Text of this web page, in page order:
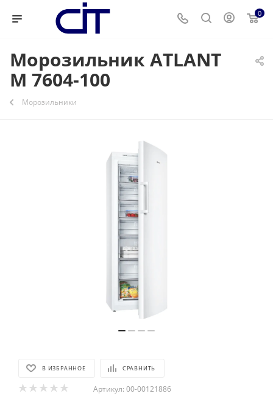
0
Морозильник ATLANT
М 7604-100
Морозильники
В ИЗБРАННОЕ СРАВНИТЬ
Артикул: 00-00121886